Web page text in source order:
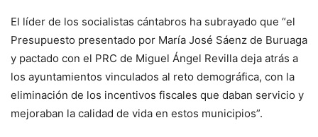
El líder de los socialistas cántabros ha subrayado que “el
Presupuesto presentado por María José Sáenz de Buruaga
y pactado con el PRC de Miguel Ángel Revilla deja atrás a
los ayuntamientos vinculados al reto demográfica, con la
eliminación de los incentivos fiscales que daban servicio y
mejoraban la calidad de vida en estos municipios”.